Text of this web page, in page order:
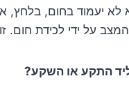
לא יעמוד בחום,
על ידי לכידת חום.
התקע או השקע?